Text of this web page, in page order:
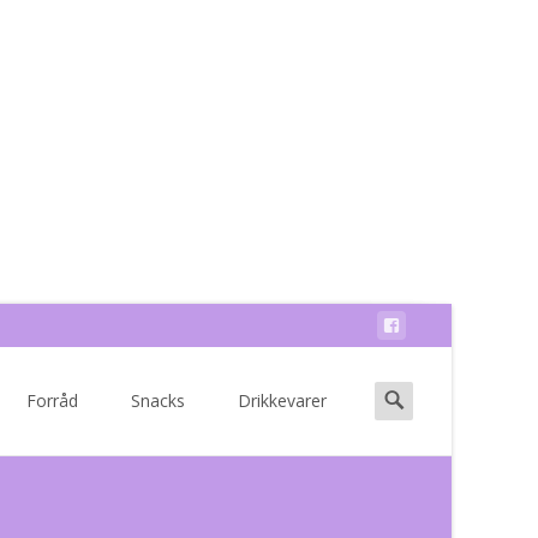
Forråd Snacks Drikkevarer
Search
for: